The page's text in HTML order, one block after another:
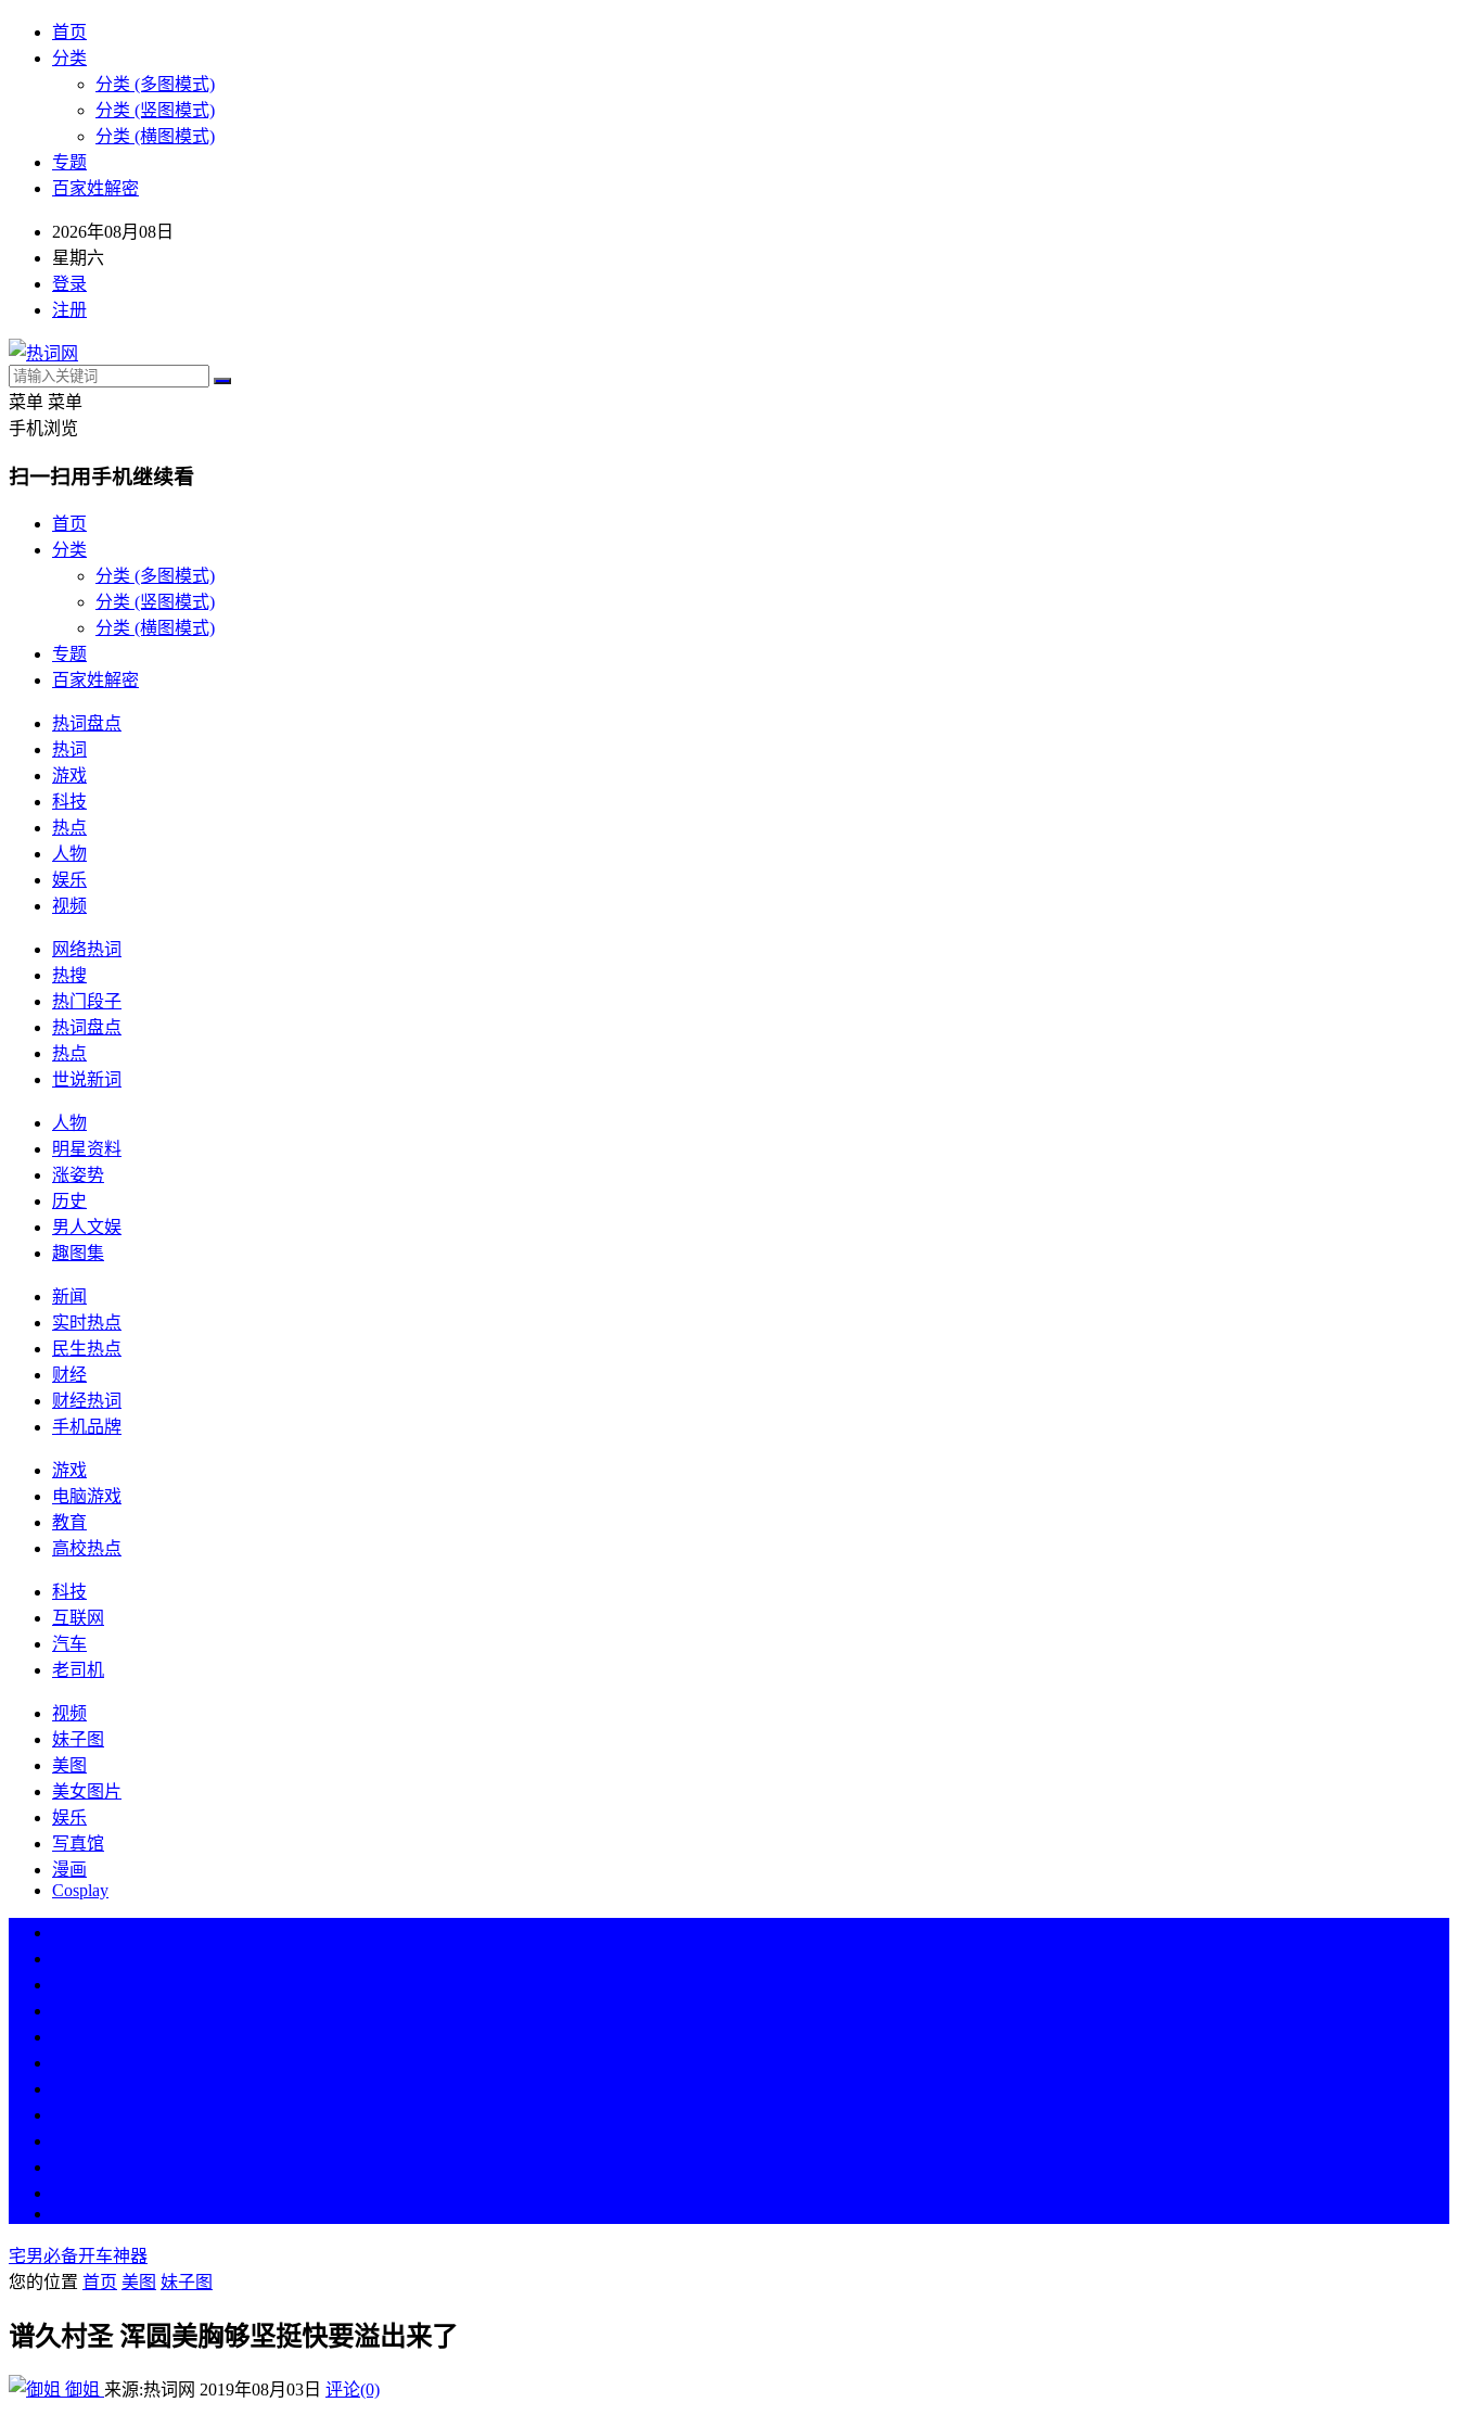
首页
分类
分类 (多图模式)
分类 (竖图模式)
分类 (横图模式)
专题
百家姓解密
2026年08月08日
星期六
登录
注册
菜单 菜单
手机浏览
扫一扫用手机继续看
首页
分类
分类 (多图模式)
分类 (竖图模式)
分类 (横图模式)
专题
百家姓解密
热词盘点
热词
游戏
科技
热点
人物
娱乐
视频
网络热词
热搜
热门段子
热词盘点
热点
世说新词
人物
明星资料
涨姿势
历史
男人文娱
趣图集
新闻
实时热点
民生热点
财经
财经热词
手机品牌
游戏
电脑游戏
教育
高校热点
科技
互联网
汽车
老司机
视频
妹子图
美图
美女图片
娱乐
写真馆
漫画
Cosplay
宅男必备开车神器
您的位置 首页 美图 妹子图
谱久村圣 浑圆美胸够坚挺快要溢出来了
御姐 来源:热词网 2019年08月03日 评论(0)